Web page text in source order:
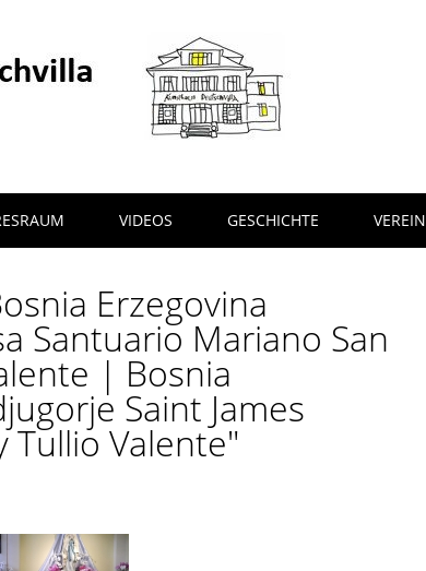
VIDEOS GESCHICHTE VEREIN
Erzegovina
Santuario Mariano San
| Bosnia
Saint James
Tullio Valente"